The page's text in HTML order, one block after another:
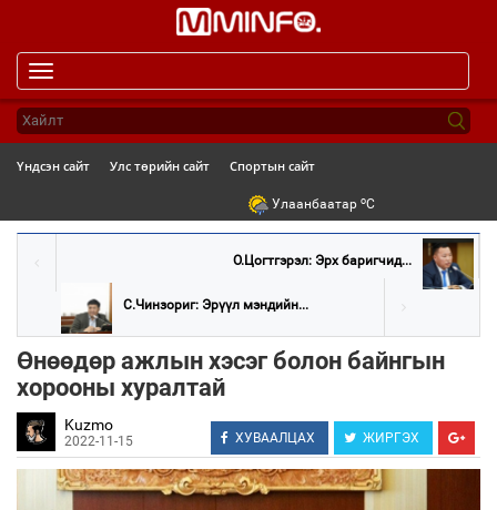
navigation
Үндсэн сайт Улс төрийн сайт Спортын сайт
Улаанбаатар oC
О.Цогтгэрэл: Эрх баригчид...
С.Чинзориг: Эрүүл мэндийн...
Өнөөдөр ажлын хэсэг болон байнгын
хорооны хуралтай
Kuzmo
2022-11-15 ХУВААЛЦАХ ЖИРГЭХ